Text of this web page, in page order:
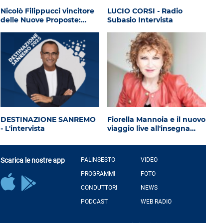
Nicolò Filippucci vincitore
delle Nuove Proposte:…
LUCIO CORSI - Radio
Subasio Intervista
DESTINAZIONE SANREMO
- L'intervista
Fiorella Mannoia e il nuovo
viaggio live all'insegna…
Scarica le nostre app
PALINSESTO
PROGRAMMI
CONDUTTORI
PODCAST
VIDEO
FOTO
NEWS
WEB RADIO